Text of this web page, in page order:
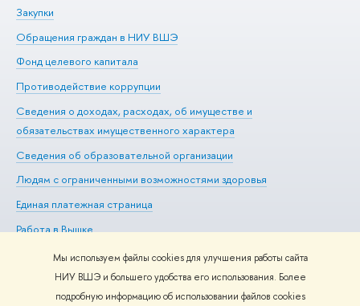
Мы используем файлы cookies для улучшения работы сайта
НИУ ВШЭ и большего удобства его использования. Более
подробную информацию об использовании файлов cookies
Закупки
Обращения граждан в НИУ ВШЭ
Фонд целевого капитала
Противодействие коррупции
Сведения о доходах, расходах, об имуществе и
обязательствах имущественного характера
Сведения об образовательной организации
Людям с ограниченными возможностями здоровья
Единая платежная страница
Работа в Вышке
Редактору